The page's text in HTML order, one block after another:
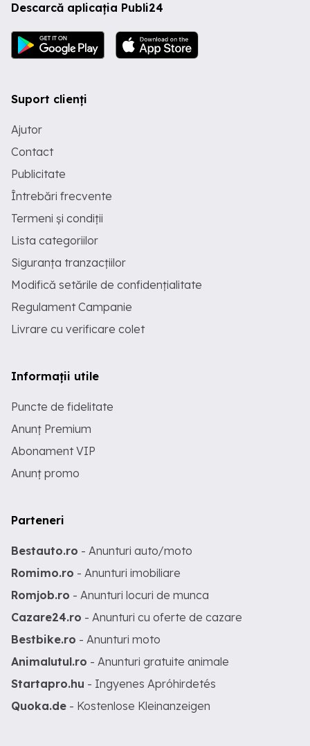
Descarcă aplicația Publi24
Suport clienți
Ajutor
Contact
Publicitate
Întrebări frecvente
Termeni și condiții
Lista categoriilor
Siguranța tranzacțiilor
Modifică setările de confidențialitate
Regulament Campanie
Livrare cu verificare colet
Informații utile
Puncte de fidelitate
Anunț Premium
Abonament VIP
Anunț promo
Parteneri
Bestauto.ro - Anunturi auto/moto
Romimo.ro - Anunturi imobiliare
Romjob.ro - Anunturi locuri de munca
Cazare24.ro - Anunturi cu oferte de cazare
Bestbike.ro - Anunturi moto
Animalutul.ro - Anunturi gratuite animale
Startapro.hu - Ingyenes Apróhirdetés
Quoka.de - Kostenlose Kleinanzeigen